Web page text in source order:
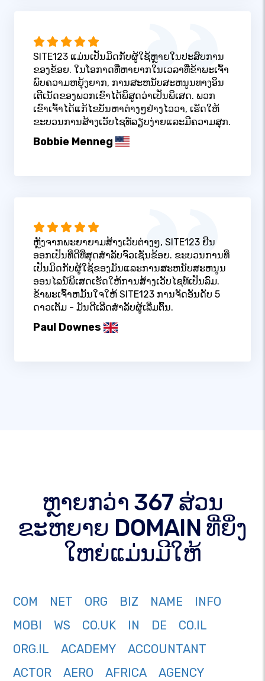
SITE123 ແມ່ນເປັນມິດກັບຜູ້ໃຊ້ຫຼາຍໃນປະສົບການ
ຂອງຂ້ອຍ. ໃນໂອກາດທີ່ຫາຍາກໃນເວລາທີ່ຂ້າພະເຈົ້າ
ພົບຄວາມຫຍຸ້ງຍາກ, ການສະຫນັບສະຫນູນທາງອິນ
ເຕີເນັດຂອງພວກເຂົາໄດ້ພິສູດວ່າເປັນພິເສດ. ພວກ
ເຂົາເຈົ້າໄດ້ແກ້ໄຂບັນຫາຕ່າງໆຢ່າງໄວວາ, ເຮັດໃຫ້
ຂະບວນການສ້າງເວັບໄຊທ໌ລຽບງ່າຍແລະມີຄວາມສຸກ.
Bobbie Menneg
ຫຼັງຈາກພະຍາຍາມສ້າງເວັບຕ່າງໆ, SITE123 ຢືນ
ອອກເປັນທີ່ດີທີ່ສຸດສໍາລັບຈົວເຊັ່ນຂ້ອຍ. ຂະບວນການທີ່
ເປັນມິດກັບຜູ້ໃຊ້ຂອງມັນແລະການສະຫນັບສະຫນູນ
ອອນໄລນ໌ພິເສດເຮັດໃຫ້ການສ້າງເວັບໄຊທ໌ເປັນລົມ.
ຂ້າພະເຈົ້າຫມັ້ນໃຈໃຫ້ SITE123 ການຈັດອັນດັບ 5
ດາວເຕັມ - ມັນດີເລີດສໍາລັບຜູ້ເລີ່ມຕົ້ນ.
Paul Downes
ຫຼາຍກວ່າ 367 ສ່ວນ
ຂະຫຍາຍ DOMAIN ທີ່ຍິ່ງ
ໃຫຍ່ແມ່ນມີໃຫ້
COM NET ORG BIZ NAME
INFO
MOBI
WS CO.UK IN DE
CO.IL
ORG.IL
ACADEMY
ACCOUNTANT
ACTOR
AERO AFRICA
AGENCY